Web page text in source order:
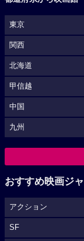
東京
関西
北海道
甲信越
中国
九州
おすすめ映画ジ
アクション
SF